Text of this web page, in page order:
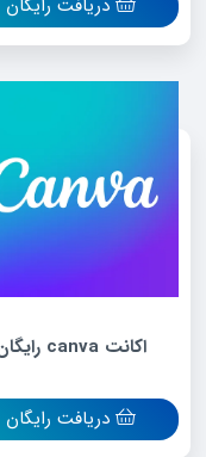
دریافت رایگان
اکانت canva رایگان
دریافت رایگان